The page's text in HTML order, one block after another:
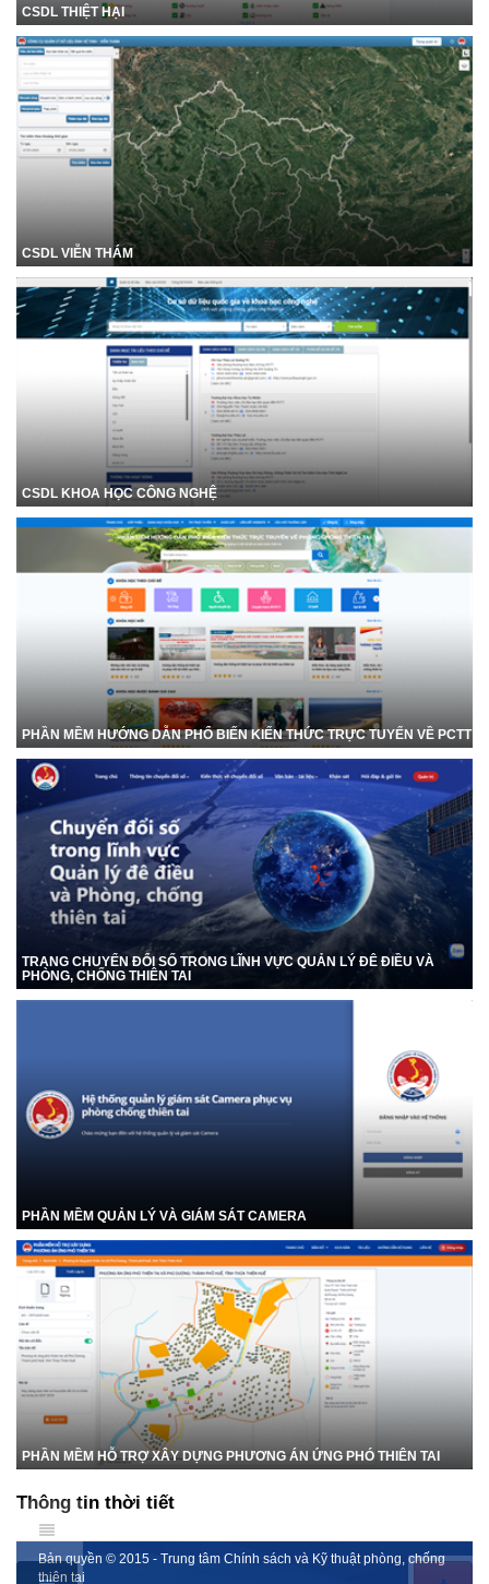
CSDL THIỆT HẠI
CSDL VIỄN THÁM
CSDL KHOA HỌC CÔNG NGHỆ
PHẦN MỀM HƯỚNG DẪN PHỔ BIẾN KIẾN THỨC TRỰC TUYẾN VỀ PCTT
TRANG CHUYỂN ĐỔI SỐ TRONG LĨNH VỰC QUẢN LÝ ĐÊ ĐIỀU VÀ
PHÒNG, CHỐNG THIÊN TAI
PHẦN MỀM QUẢN LÝ VÀ GIÁM SÁT CAMERA
PHẦN MỀM HỖ TRỢ XÂY DỰNG PHƯƠNG ÁN ỨNG PHÓ THIÊN TAI
Thông tin thời tiết
Bản quyền © 2015 - Trung tâm Chính sách và Kỹ thuật phòng, chống
thiên tai